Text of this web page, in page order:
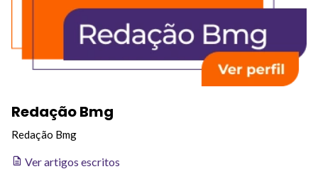
Redação Bmg
Redação Bmg
Ver artigos escritos